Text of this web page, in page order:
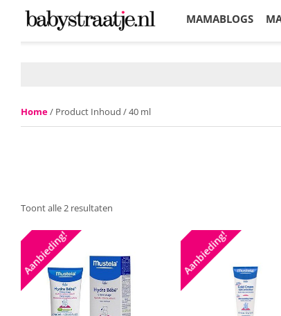
MAMABLOGS
Home/ Product Inhoud / 40 ml
Toont alle 2 resultaten
Aanbieding! Aanbieding!